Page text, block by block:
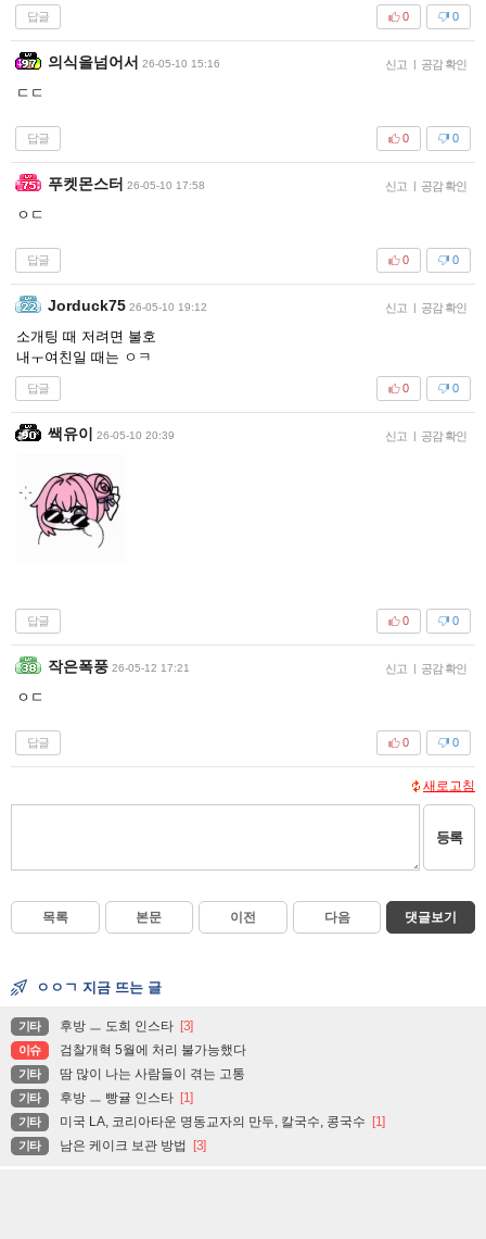
답글 0
0
의식을넘어서 26-05-10 15:16 신고 | 공감 확인
ㄷㄷ
답글 0
0
푸켓몬스터 26-05-10 17:58 신고 | 공감 확인
ㅇㄷ
답글 0
0
Jorduck75 26-05-10 19:12 신고 | 공감 확인
소개팅 때 저려면 불호
내ㅜ여친일 때는 ㅇㅋ
답글 0
0
쌕유이 26-05-10 20:39 신고 | 공감 확인
답글 0
0
작은폭풍 26-05-12 17:21 신고 | 공감 확인
ㅇㄷ
답글 0
0
새로고침
등록
목록 본문 이전 다음 댓글보기
ㅇㅇㄱ 지금 뜨는 글
기타 후방 ㅡ 도희 인스타 [3]
이슈 검찰개혁 5월에 처리 불가능했다
기타 땀 많이 나는 사람들이 겪는 고통
기타 후방 ㅡ 빵귤 인스타 [1]
기타 미국 LA, 코리아타운 명동교자의 만두, 칼국수, 콩국수 [1]
기타 남은 케이크 보관 방법 [3]